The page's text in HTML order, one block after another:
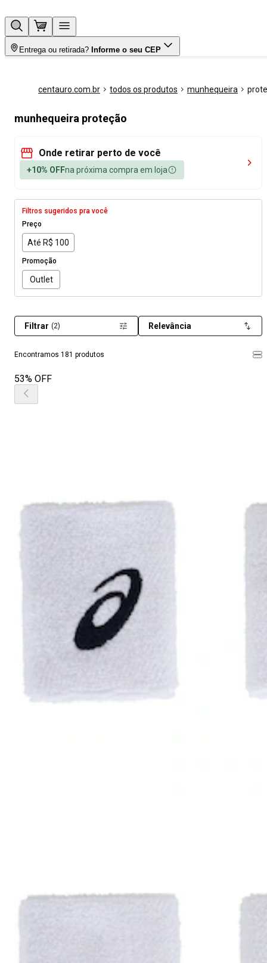
Entrega ou retirada? Informe o seu CEP
centauro.com.br todos os produtos munhequeira
munhequeira proteção
Onde retirar perto de você
+10% OFFna próxima compra em loja
Filtros sugeridos pra você
Preço
Até R$ 100
Promoção
Outlet
Encontramos 181 produtos
Filtrar (2) Relevância
53% OFF